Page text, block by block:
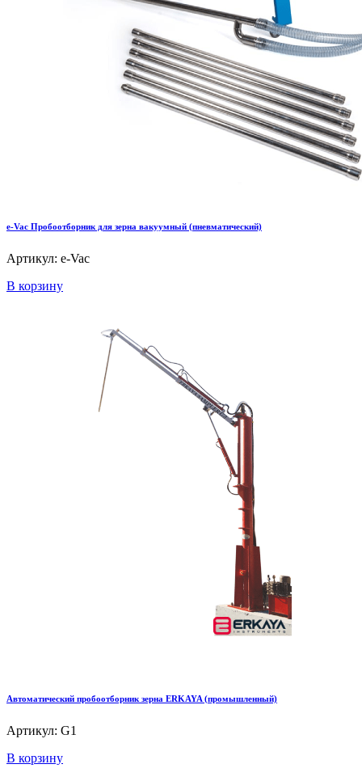
e-Vac Пробоотборник для зерна вакуумный (пневматический)
Артикул: e-Vac
В корзину
Автоматический пробоотборник зерна ERKAYA (промышленный)
Артикул: G1
В корзину